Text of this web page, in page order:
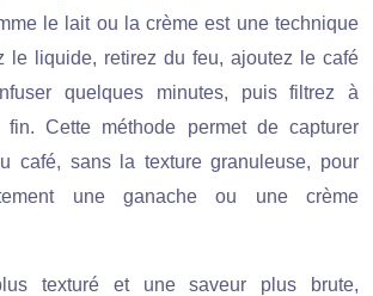
le lait ou la crème est une technique
le liquide, retirez du feu, ajoutez le café
quelques minutes, puis filtrez à
Cette méthode permet de capturer
café, sans la texture granuleuse, pour
une ganache ou une crème
texturé et une saveur plus brute,